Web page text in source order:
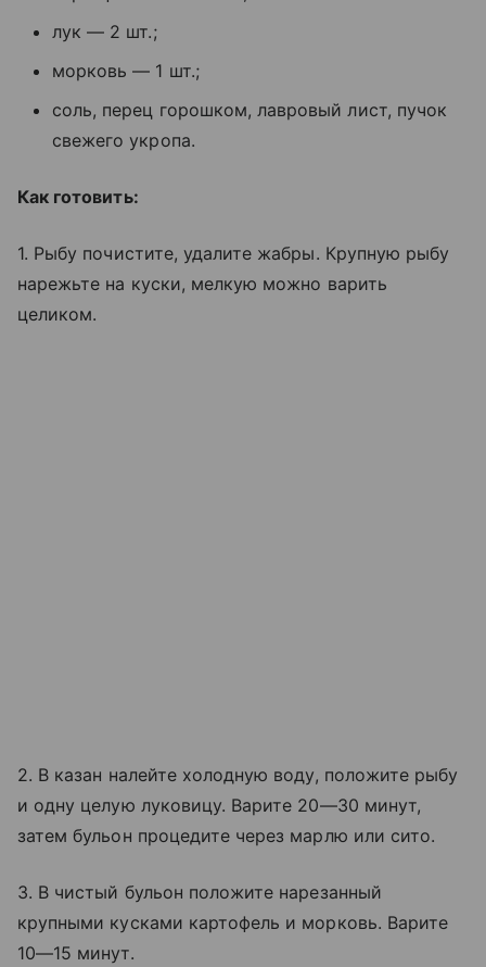
лук — 2 шт.;
морковь — 1 шт.;
соль, перец горошком, лавровый лист, пучок
свежего укропа.
Как готовить:
1. Рыбу почистите, удалите жабры. Крупную рыбу
нарежьте на куски, мелкую можно варить
целиком.
2. В казан налейте холодную воду, положите рыбу
и одну целую луковицу. Варите 20—30 минут,
затем бульон процедите через марлю или сито.
3. В чистый бульон положите нарезанный
крупными кусками картофель и морковь. Варите
10—15 минут.